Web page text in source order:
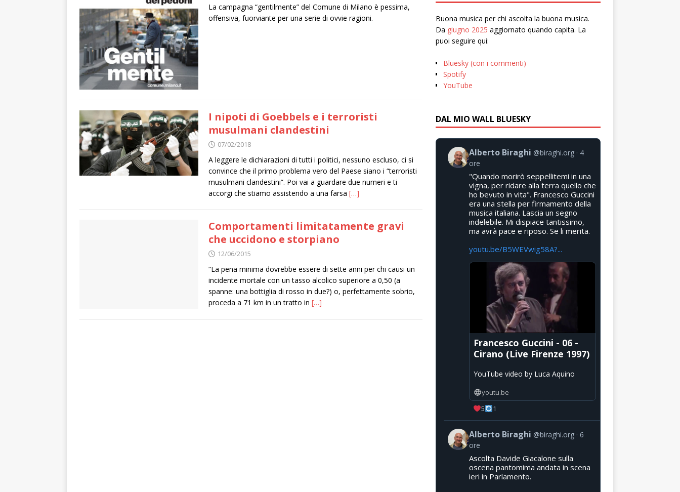
La campagna “gentilmente” del Comune di Milano è pessima,
offensiva, fuorviante per una serie di ovvie ragioni.
I nipoti di Goebbels e i terroristi
musulmani clandestini
07/02/2018
A leggere le dichiarazioni di tutti i politici, nessuno escluso, ci si
convince che il primo problema vero del Paese siano i “terroristi
musulmani clandestini”. Poi vai a guardare due numeri e ti
accorgi che stiamo assistendo a una farsa […]
Comportamenti limitatamente gravi
che uccidono e storpiano
12/06/2015
“La pena minima dovrebbe essere di sette anni per chi causi un
incidente mortale con un tasso alcolico superiore a 0,50 (a
spanne: una bottiglia di rosso in due?) o, perfettamente sobrio,
proceda a 71 km in un tratto in […]
Buona musica per chi ascolta la buona musica.
Da giugno 2025 aggiornato quando capita. La
puoi seguire qui:
Bluesky (con i commenti)
Spotify
YouTube
DAL MIO WALL BLUESKY
Alberto Biraghi @biraghi.org
4
ore
"Quando morirò seppellitemi in una
vigna, per ridare alla terra quello che
ho bevuto in vita". Francesco Guccini
era una stella per firmamento della
musica italiana. Lascia un segno
indelebile. Mi dispiace tantissimo,
ma avrà pace e riposo. Se li merita.
youtu.be/B5WEVwig58A?...
Francesco Guccini - 06 -
Cirano (Live Firenze 1997)
YouTube video by Luca Aquino
youtu.be
5
1
Alberto Biraghi @biraghi.org 6
ore
Ascolta Davide Giacalone sulla
oscena pantomima andata in scena
ieri in Parlamento.